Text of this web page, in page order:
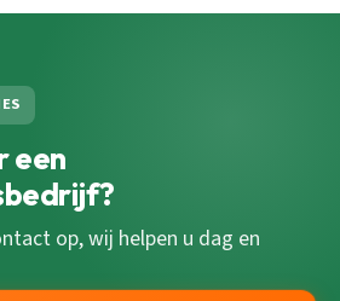
een
op, wij helpen u dag en